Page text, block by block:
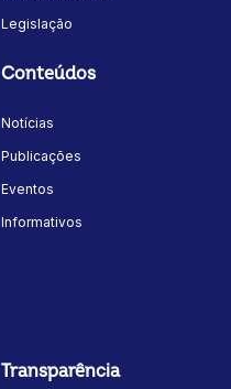
Legislação
Conteúdos
Notícias
Publicações
Eventos
Informativos
Transparência